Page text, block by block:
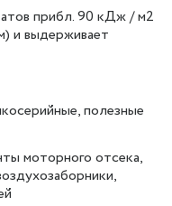
прибл. 90 кДж / м2
и выдерживает
полезные
моторного отсека,